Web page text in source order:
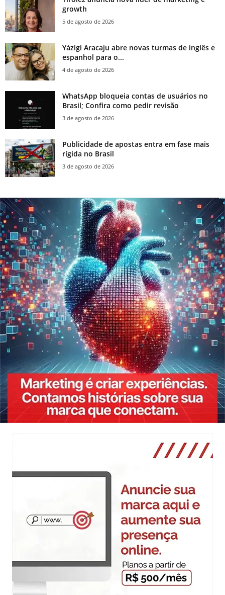
growth
5 de agosto de 2026
Yázigi Aracaju abre novas turmas de inglês e
espanhol para o...
4 de agosto de 2026
WhatsApp bloqueia contas de usuários no
Brasil; Confira como pedir revisão
3 de agosto de 2026
Publicidade de apostas entra em fase mais
rígida no Brasil
3 de agosto de 2026